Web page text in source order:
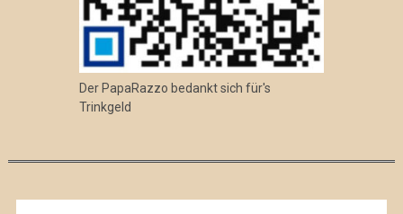
Der PapaRazzo bedankt sich für's
Trinkgeld